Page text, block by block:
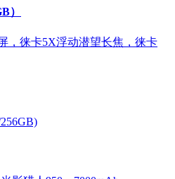
）
，徕卡5X浮动潜望长焦，徕卡